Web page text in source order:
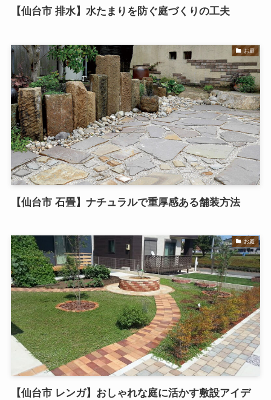
【仙台市 排水】水たまりを防ぐ庭づくりの工夫
お庭
【仙台市 石畳】ナチュラルで重厚感ある舗装方法
お庭
【仙台市 レンガ】おしゃれな庭に活かす敷設アイデ